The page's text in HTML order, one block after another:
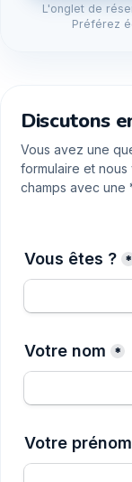
L'onglet de
Préférez
Discutons
Vous avez une
formulaire et
champs avec une